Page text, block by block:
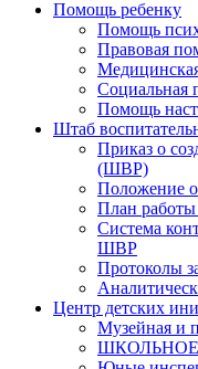
Помощь ребенку
Помощь
Правовая
Социальная
Помощь
Штаб
Приказ о
(ШВР)
Положение
План
Система
ШВР
Протоколы
Центр детских
Музейная и